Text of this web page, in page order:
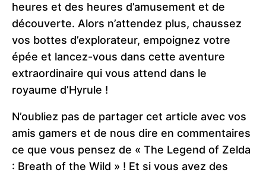
heures et des heures d’amusement et de
découverte. Alors n’attendez plus, chaussez
vos bottes d’explorateur, empoignez votre
épée et lancez-vous dans cette aventure
extraordinaire qui vous attend dans le
royaume d’Hyrule !
N’oubliez pas de partager cet article avec vos
amis gamers et de nous dire en commentaires
ce que vous pensez de « The Legend of Zelda
: Breath of the Wild » ! Et si vous avez des